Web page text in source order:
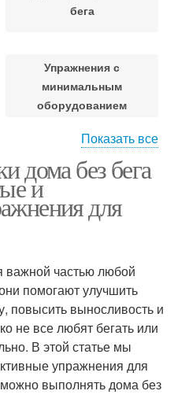
бега
Упражнения с
минимальным
оборудованием
График для домашних
кардио-тренировок
Показать все
дома без бега
и
для
важной частью любой
помогают улучшить
повысить выносливость и
не все любят бегать или
В этой статье мы
упражнения для
выполнять дома без